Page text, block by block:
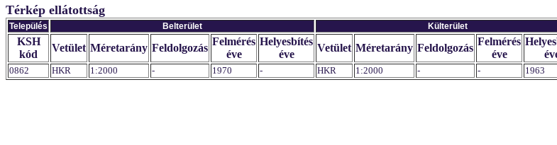
Térkép ellátottság
Település Belterület Külterület
KSH
kód
Vetület Méretarány Feldolgozás
Felmérés
éve
Helyesbítés
éve
Vetület Méretarány Feldolgozás
Felmérés
éve
0862 HKR 1:2000 - 1970 - HKR 1:2000 - - 1963